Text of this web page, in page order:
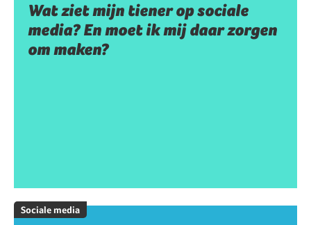
Wat ziet mijn tiener op sociale
media? En moet ik mij daar zorgen
om maken?
Sociale media